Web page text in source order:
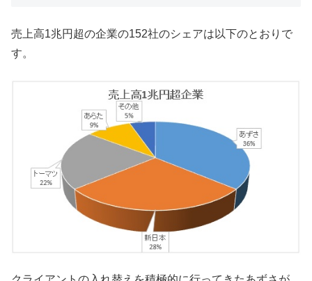
売上高1兆円超の企業の152社のシェアは以下のとおりで
す。